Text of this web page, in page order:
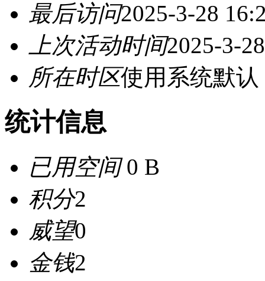
最后访问2025-3-28
上次活动时间2025-3-
所在时区使用系统默认
统计信息
已用空间0 B
积分2
威望0
金钱2